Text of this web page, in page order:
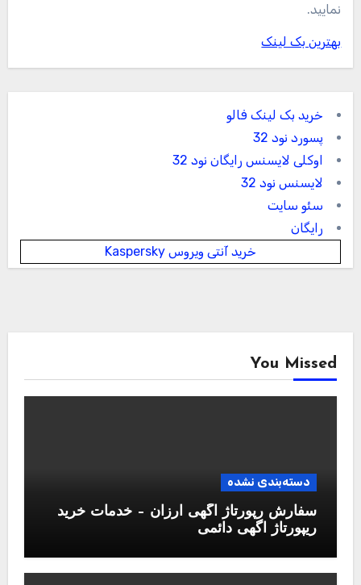
نمایید.
بهترین بک لینک
خرید بک لینک فالو
پسورد نود 32
اوکلی لایسنس رایگان نود 32
لایسنس نود 32
سئو سایت
رایگان
خرید آنتی ویروس Kaspersky
You Missed
دسته‌بندی نشده
سفارش رپورتاژ آگهی ارزان – خدمات خرید
ریپورتاژ اگهی دائمی